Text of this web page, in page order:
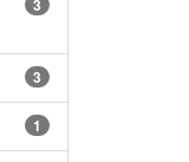
3
3
1